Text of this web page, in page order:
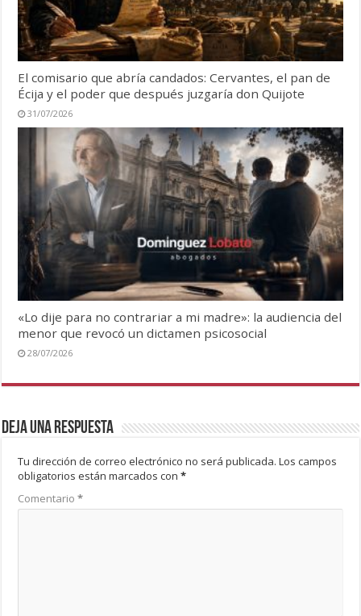
El comisario que abría candados: Cervantes, el pan de
Écija y el poder que después juzgaría don Quijote
31/07/2026
«Lo dije para no contrariar a mi madre»: la audiencia del
menor que revocó un dictamen psicosocial
28/07/2026
Deja una respuesta
Tu dirección de correo electrónico no será publicada. Los campos
obligatorios están marcados con*
Comentario*